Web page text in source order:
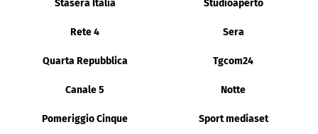
Stasera Italia Studioaperto
Rete 4 Sera
Quarta Repubblica Tgcom24
Canale 5 Notte
Pomeriggio Cinque Sport mediaset